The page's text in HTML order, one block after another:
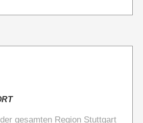
gesamten Region Stuttgart